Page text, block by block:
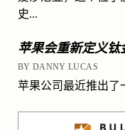
史...
苹果会重新定义钛
BY DANNY LUCAS
苹果公司最近推出了